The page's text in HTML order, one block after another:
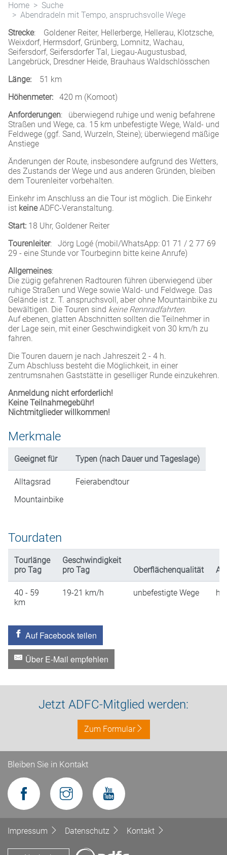
Home
Suche
Abendradeln mit Tempo, anspruchsvolle Wege
Strecke: Goldener Reiter, Hellerberge, Hellerau, Klotzsche,
Weixdorf, Hermsdorf, Grünberg, Lomnitz, Wachau,
Seifersdorf, Seifersdorfer Tal, Liegau-Augustusbad,
Langebrück, Dresdner Heide, Brauhaus Waldschlösschen
Länge: 51 km
Höhenmeter: 420 m (Komoot)
Anforderungen: überwiegend ruhige und wenig befahrene
Straßen und Wege, ca. 15 km unbefestigte Wege, Wald- und
Feldwege (ggf. Sand, Wurzeln, Steine); überwiegend mäßige
Anstiege
Änderungen der Route, insbesondere aufgrund des Wetters,
des Zustands der Wege und aus anderen Gründen, bleiben
dem Tourenleiter vorbehalten.
Einkehr im Anschluss an die Tour ist möglich. Die Einkehr
ist keineADFC-Veranstaltung.
Start: 18 Uhr, Goldener Reiter
Tourenleiter: Jörg Logé (mobil/WhatsApp: 01 71 / 2 77 69
29 - eine Stunde vor Tourbeginn bitte keine Anrufe)
Allgemeines:
Die zügig gefahrenen Radtouren führen überwiegend über
ruhige Straßen und Wege sowie Wald- und Feldwege. Das
Gelände ist z. T. anspruchsvoll, aber ohne Mountainbike zu
bewältigen. Die Touren sind keine Rennradfahrten.
Auf ebenen, glatten Abschnitten sollten die Teilnehmer in
der Lage sein, mit einer Geschwindigkeit von 30 km/h zu
fahren.
Die Touren dauern je nach Jahreszeit 2 - 4 h.
Zum Abschluss besteht die Möglichkeit, in einer
zentrumsnahen Gaststätte in geselliger Runde einzukehren.
Anmeldung nicht erforderlich!
Keine Teilnahmegebühr!
Nichtmitglieder willkommen!
Merkmale
Geeignet für Typen (nach Dauer und Tageslage)
Alltagsrad
Mountainbike
Feierabendtour
Tourdaten
Tourlänge
pro Tag
Geschwindigkeit
pro Tag
Oberflächenqualität
40 - 59
km
19-21 km/h unbefestigte Wege
Auf Facebook teilen
Über E-Mail empfehlen
Jetzt ADFC-Mitglied werden:
Zum Formular
Bleiben Sie in Kontakt
Impressum Datenschutz Kontakt